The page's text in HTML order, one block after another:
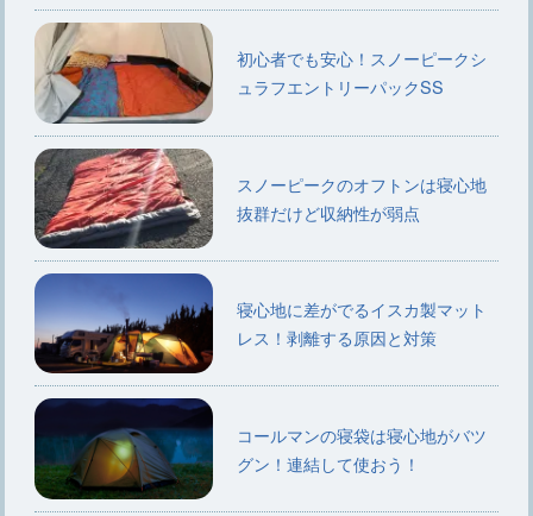
初心者でも安心！スノーピークシ
ュラフエントリーパックSS
スノーピークのオフトンは寝心地
抜群だけど収納性が弱点
寝心地に差がでるイスカ製マット
レス！剥離する原因と対策
コールマンの寝袋は寝心地がバツ
グン！連結して使おう！